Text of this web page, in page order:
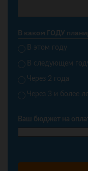
В каком ГОДУ
В этом году
В следующем
Через 2 года
Через 3 и более
Ваш бюджет на